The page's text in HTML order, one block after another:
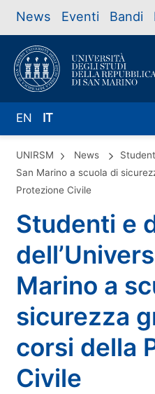
News Eventi Bandi
EN IT
UNIRSM News
San Marino a scuola di
Protezione Civile
Studenti e
Marino a
sicurezza
corsi della
Civile